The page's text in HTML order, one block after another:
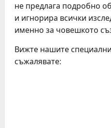
не предлага подробно
и игнорира всички
именно за човешкото
Вижте нашите
съжалявате: